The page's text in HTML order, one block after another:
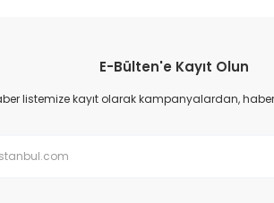
E-Bülten'e Kayıt Olun
listemize kayıt olarak kampanyalardan,